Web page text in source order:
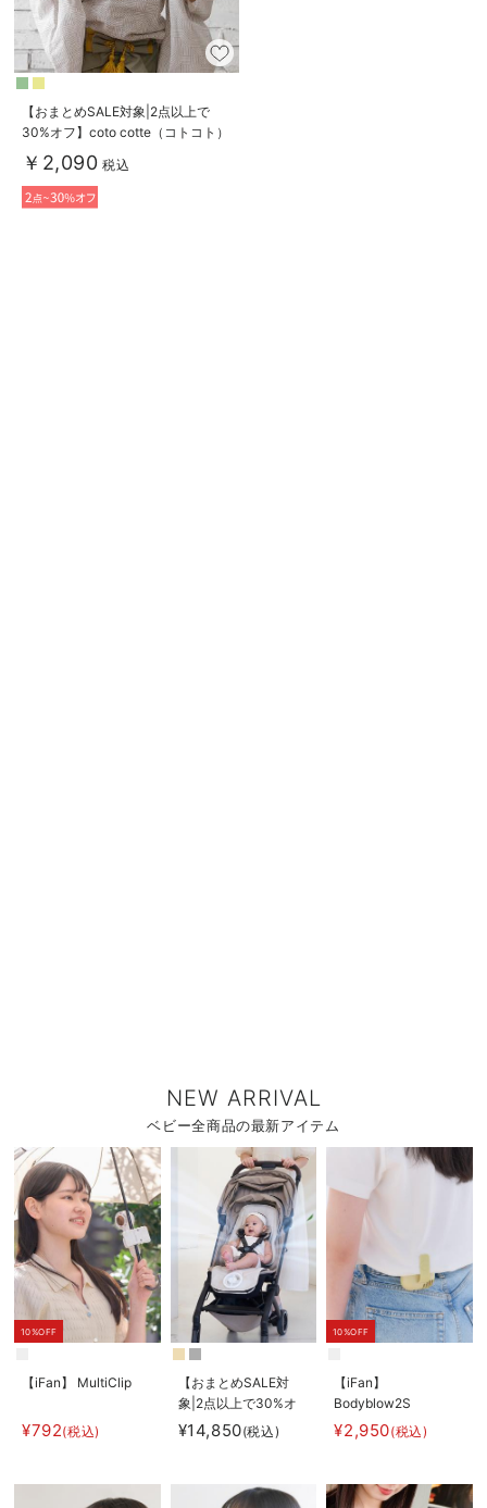
【おまとめSALE対象|2点以上で
30%オフ】coto cotte（コトコト）
かぶと
￥2,090 税込
NEW ARRIVAL
ベビー全商品の最新アイテム
10%OFF
【iFan】 MultiClip
¥792(税込)
【おまとめSALE対
象|2点以上で30%オ
フ】【AIRMON】
AIRMON2 プレミア
¥14,850(税込)
10%OFF
【iFan】
Bodyblow2S
¥2,950(税込)